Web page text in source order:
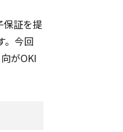
保証を提
。今回
がOKI